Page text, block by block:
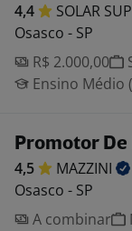
4,4 SOLAR
Osasco - SP
R$ 2.000,00
Ensino Médio
Promotor
4,5
MAZZINI
Osasco - SP
A combinar